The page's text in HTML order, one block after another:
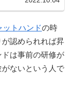
ットハンドの時
認められれば昇
は事前の研修が
ないという人で